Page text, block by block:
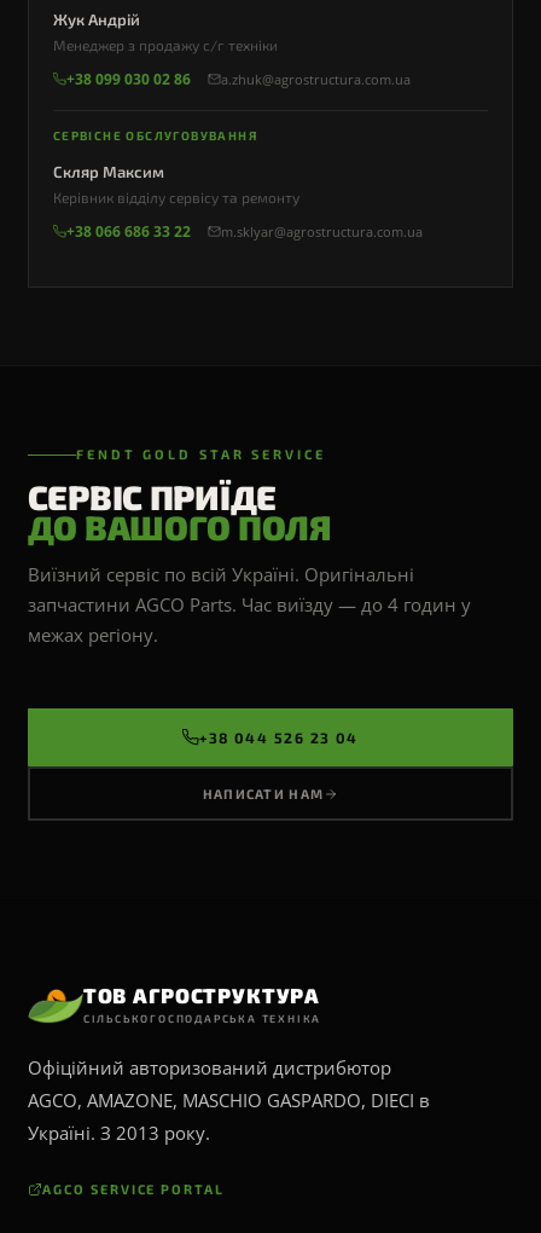
Жук Андрій
Менеджер з продажу с/г техніки
+38 099 030 02 86 a.zhuk@agrostructura.com.ua
СЕРВІСНЕ ОБСЛУГОВУВАННЯ
Скляр Максим
Керівник відділу сервісу та ремонту
+38 066 686 33 22 m.sklyar@agrostructura.com.ua
FENDT GOLD STAR SERVICE
СЕРВІС ПРИЇДЕ
ДО ВАШОГО ПОЛЯ
Виїзний сервіс по всій Україні. Оригінальні
запчастини AGCO Parts. Час виїзду — до 4 годин у
межах регіону.
+38 044 526 23 04
НАПИСАТИ НАМ
ТОВ АГРОСТРУКТУРА
СІЛЬСЬКОГОСПОДАРСЬКА ТЕХНІКА
Офіційний авторизований дистрибютор
AGCO, AMAZONE, MASCHIO GASPARDO, DIECI в
Україні. З 2013 року.
AGCO SERVICE PORTAL